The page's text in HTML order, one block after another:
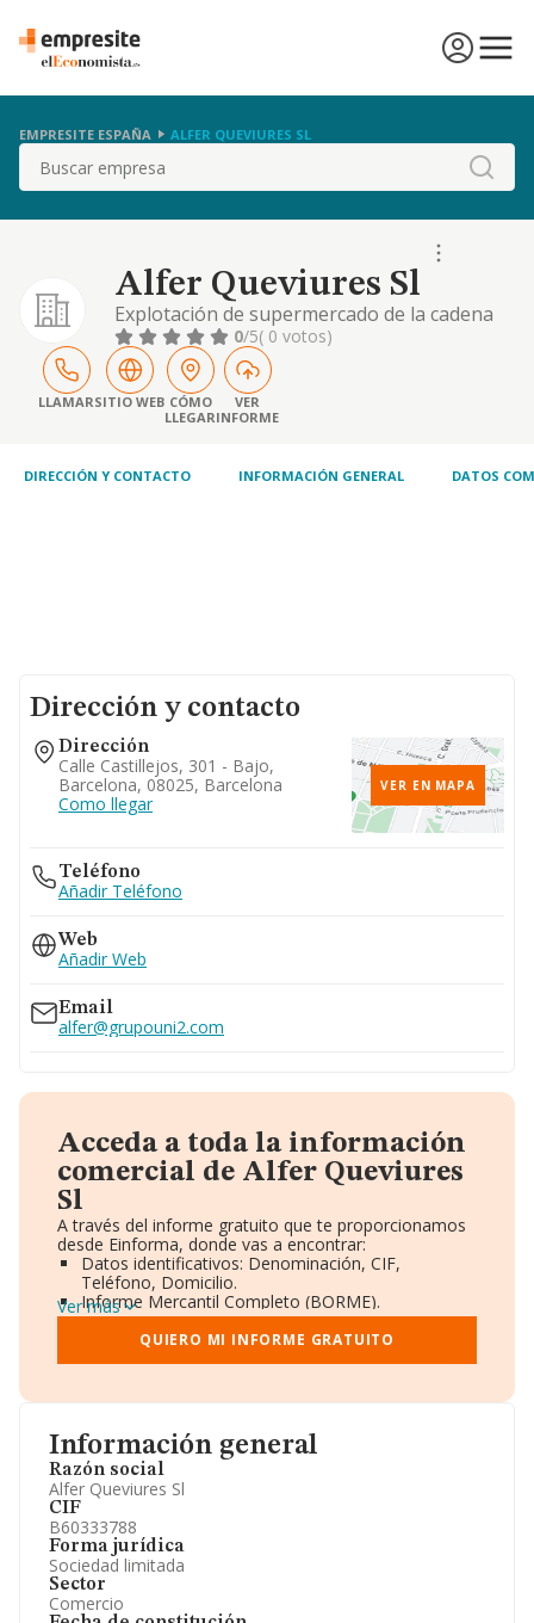
EMPRESITE ESPAÑA ALFER QUEVIURES SL
Buscar
Alfer Queviures Sl
Explotación de supermercado de la cadena
covirán
0/5( 0 votos)
LLAMARSITIO WEB CÓMO
LLEGAR
VER
INFORME
DIRECCIÓN Y CONTACTO INFORMACIÓN GENERAL DATOS
Información general
Razón social
Alfer Queviures Sl
CIF
B60333788
Forma jurídica
Sociedad limitada
Sector
Comercio
Dirección y contacto
Dirección
Calle Castillejos, 301 - Bajo,
Barcelona, 08025, Barcelona
Como llegar
VER EN MAPA
Teléfono
Añadir Teléfono
Web
Añadir Web
Email
alfer@grupouni2.com
Acceda a toda la información
comercial de Alfer Queviures
Sl
A través del informe gratuito que te proporcionamos
desde Einforma, donde vas a encontrar:
Datos identificativos: Denominación, CIF,
Teléfono, Domicilio.
Informe Mercantil Completo (BORME).
Gráficos de Evolución Ventas y Empleados.
Consejo de Administración y Administradores.
Directivos y Ejecutivos.
Información oficial y registral complementaria.
Ver más
QUIERO MI INFORME GRATUITO